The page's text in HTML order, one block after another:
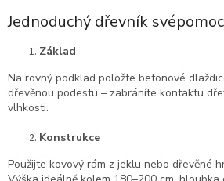
Jednoduchý dřevník
Základ
Na rovný podklad položte betonové
dřevěnou podestu – zabráníte kontaktu
vlhkosti.
Konstrukce
Použijte kovový rám z jeklu nebo dřevěné